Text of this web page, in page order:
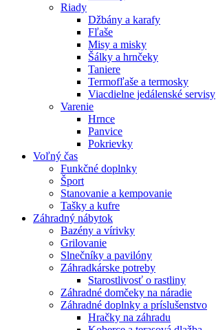
Riady
Džbány a karafy
Fľaše
Misy a misky
Šálky a hrnčeky
Taniere
Termofľaše a termosky
Viacdielne jedálenské servisy
Varenie
Hrnce
Panvice
Pokrievky
Voľný čas
Funkčné doplnky
Šport
Stanovanie a kempovanie
Tašky a kufre
Záhradný nábytok
Bazény a vírivky
Grilovanie
Slnečníky a pavilóny
Záhradkárske potreby
Starostlivosť o rastliny
Záhradné domčeky na náradie
Záhradné doplnky a príslušenstvo
Hračky na záhradu